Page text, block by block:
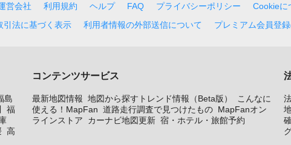
営会社 利用規約 ヘルプ FAQ プライバシーポリシー
Cookieに
引法に基づく表示 利用者情報の外部送信について プレミアム会員登
島
福
高
コンテンツサービス
最新地図情報 地図から探すトレンド情報（Beta版）
こんなに
使える！MapFan 道路走行調査で見つけたもの MapFanオン
ラインストア
カーナビ地図更新 宿・ホテル・旅館予約